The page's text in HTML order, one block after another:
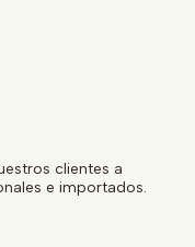
clientes a
e importados.